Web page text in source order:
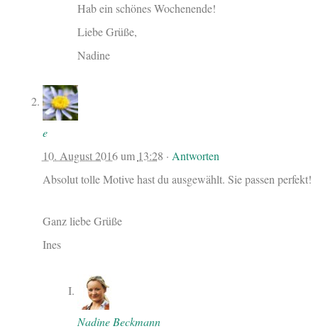
Hab ein schönes Wochenende!
Liebe Grüße,
Nadine
e
10. August 2016um 13:28 · Antworten
Absolut tolle Motive hast du ausgewählt. Sie passen perfekt!
Ganz liebe Grüße
Ines
Nadine Beckmann